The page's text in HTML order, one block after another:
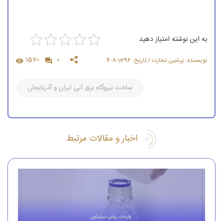
به این نوشته امتیاز دهید
نویسنده: پرشین تجارت / تاریخ: 1396-8-4 0
1570
ساخت نیروگاه برق آبی ایران و آذربایجان
اخبار و مقالات مرتبط